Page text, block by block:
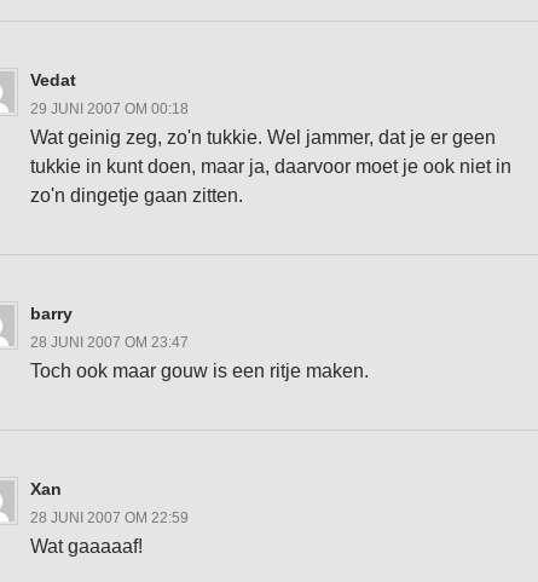
Vedat
29 JUNI 2007 OM 00:18
Wat geinig zeg, zo'n tukkie. Wel jammer, dat je er geen
tukkie in kunt doen, maar ja, daarvoor moet je ook niet in
zo'n dingetje gaan zitten.
barry
28 JUNI 2007 OM 23:47
Toch ook maar gouw is een ritje maken.
Xan
28 JUNI 2007 OM 22:59
Wat gaaaaaf!